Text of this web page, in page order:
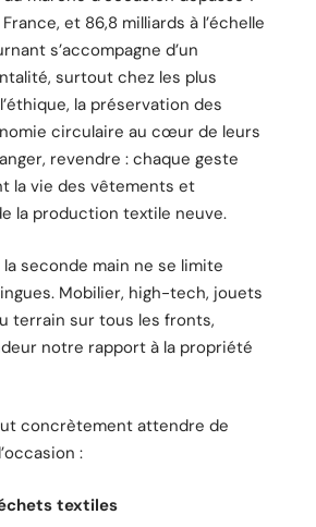
et 86,8 milliards à l’échelle
s’accompagne d’un
surtout chez les plus
la préservation des
circulaire au cœur de leurs
revendre : chaque geste
la vie des vêtements et
la production textile neuve.
la seconde main ne se limite
Mobilier, high-tech, jouets
terrain sur tous les fronts,
notre rapport à la propriété
concrètement attendre de
:
textiles